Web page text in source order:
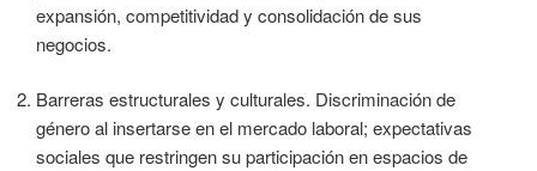
expansión, competitividad y consolidación de sus
negocios.
Barreras estructurales y culturales. Discriminación de
género al insertarse en el mercado laboral; expectativas
sociales que restringen su participación en espacios de